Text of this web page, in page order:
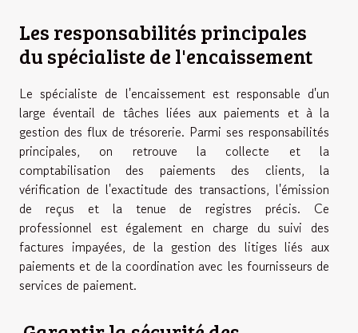
Les responsabilités principales
du spécialiste de l'encaissement
Le spécialiste de l'encaissement est responsable d'un
large éventail de tâches liées aux paiements et à la
gestion des flux de trésorerie. Parmi ses responsabilités
principales, on retrouve la collecte et la
comptabilisation des paiements des clients, la
vérification de l'exactitude des transactions, l'émission
de reçus et la tenue de registres précis. Ce
professionnel est également en charge du suivi des
factures impayées, de la gestion des litiges liés aux
paiements et de la coordination avec les fournisseurs de
services de paiement.